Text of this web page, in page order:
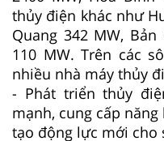
thủy điện khác như
Quang 342 MW,
110 MW. Trên các
nhiều nhà máy thủy
- Phát triển thủy
mạnh, cung cấp
tạo động lực mới cho